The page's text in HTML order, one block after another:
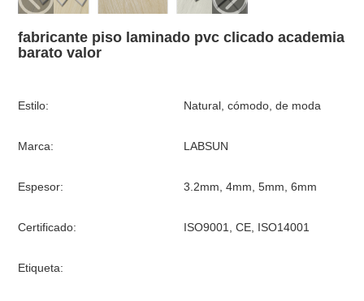
fabricante piso laminado pvc clicado academia
barato valor
Estilo: Natural, cómodo, de moda
Marca: LABSUN
Espesor: 3.2mm, 4mm, 5mm, 6mm
Certificado: ISO9001, CE, ISO14001
Etiqueta: